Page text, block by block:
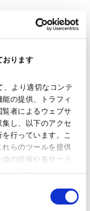
おります
、より適切なコンテ
の提供、トラフィ
者によるウェブサ
し、以下のアクセ
行っています。こ
らのツールを提供
の情報や各サード